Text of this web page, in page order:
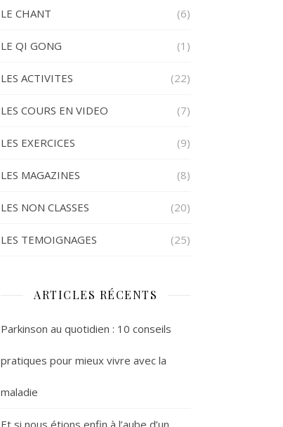
LE CHANT (6)
LE QI GONG (1)
LES ACTIVITES (22)
LES COURS EN VIDEO (7)
LES EXERCICES (9)
LES MAGAZINES (8)
LES NON CLASSES (20)
LES TEMOIGNAGES (25)
ARTICLES RÉCENTS
Parkinson au quotidien : 10 conseils
pratiques pour mieux vivre avec la
maladie